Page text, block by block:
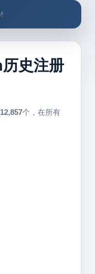
史注册
个，在所有